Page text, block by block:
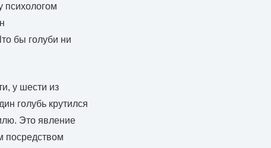
психологом
бы голуби ни
у шести из
голубь крутился
Это явление
посредством